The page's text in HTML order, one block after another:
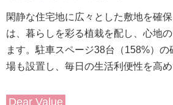
閑静な住宅地に広々とした敷地を確
は、暮らしを彩る植栽を配し、心地
ます。駐車スページ38台（158%）
場も設置し、毎日の生活利便性を高め
Dear Value